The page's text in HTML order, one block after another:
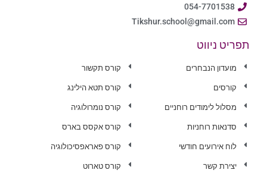
054-7701538
Tikshur.school@gmail.com
תפריט ניווט
מועדון הנבחרים
קורסים
מסלול לימודים רוחניים
סדנאות רוחניות
לוח אירועים חודשי
יצירת קשר
קורס תקשור
קורס תטא הילינג
קורס נומרולוגיה
קורס אקסס בארס
קורס פאראפסיכולוגיה
קורס טארוט